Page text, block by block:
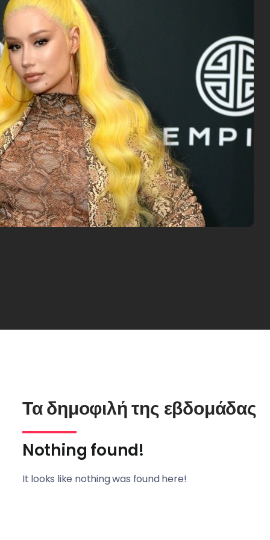
Τα δημοφιλή της εβδομάδας
Nothing found!
It looks like nothing was found here!